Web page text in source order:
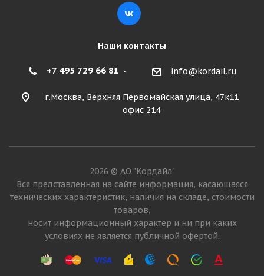
Наши контакты
+7 495 729 66 81 info@kordail.ru
г.Москва, Верхняя Первомайская улица, 47к11
офис 214
2026 © АО "Кордайл"
Вся представленная на сайте информация, касающаяся
технических характеристик, наличия на складе, стоимости
товаров,
носит информационный характер и ни при каких
условиях не является публичной офертой.